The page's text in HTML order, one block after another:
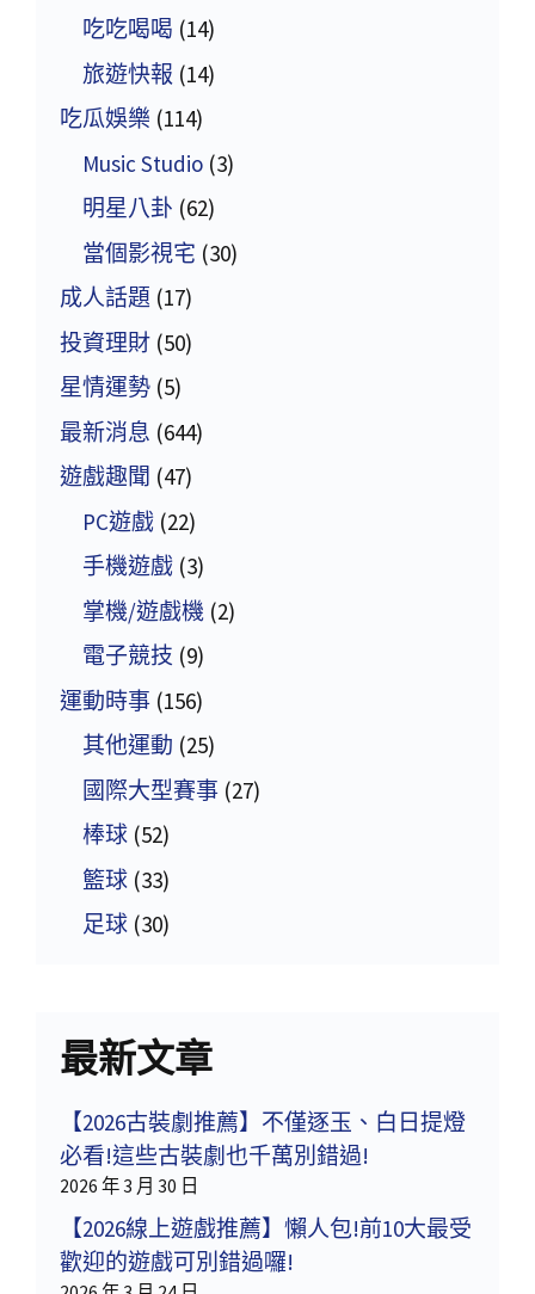
吃吃喝喝 (14)
旅遊快報 (14)
吃瓜娛樂 (114)
Music Studio (3)
明星八卦 (62)
當個影視宅 (30)
成人話題 (17)
投資理財 (50)
星情運勢 (5)
最新消息 (644)
遊戲趣聞 (47)
PC遊戲 (22)
手機遊戲 (3)
掌機/遊戲機 (2)
電子競技 (9)
運動時事 (156)
其他運動 (25)
國際大型賽事 (27)
棒球 (52)
籃球 (33)
足球 (30)
最新文章
【2026古裝劇推薦】不僅逐玉、白日提燈
必看!這些古裝劇也千萬別錯過!
2026 年 3 月 30 日
【2026線上遊戲推薦】懶人包!前10大最受
歡迎的遊戲可別錯過囉!